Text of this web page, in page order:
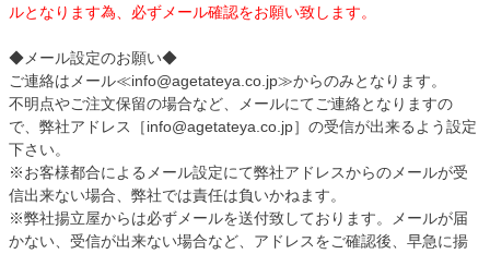
ルとなります為、必ずメール確認をお願い致します。
◆メール設定のお願い◆
ご連絡はメール≪info@agetateya.co.jp≫からのみとなります。
不明点やご注文保留の場合など、メールにてご連絡となりますの
で、弊社アドレス［info@agetateya.co.jp］の受信が出来るよう設定
下さい。
※お客様都合によるメール設定にて弊社アドレスからのメールが受
信出来ない場合、弊社では責任は負いかねます。
※弊社揚立屋からは必ずメールを送付致しております。メールが届
かない、受信が出来ない場合など、アドレスをご確認後、早急に揚